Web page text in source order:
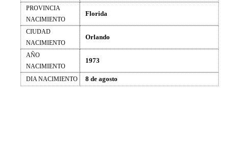
PROVINCIA
NACIMIENTO
Florida
CIUDAD
NACIMIENTO
Orlando
AÑO
NACIMIENTO
1973
DIA NACIMIENTO 8 de agosto